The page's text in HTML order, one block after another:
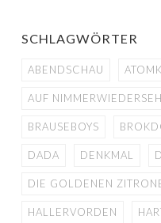
SCHLAGWÖRTER
ABENDSCHAU
AUF
BRAUSEBOYS
DADA DENKMAL
DIE GOLDENEN
HALLERVORDEN